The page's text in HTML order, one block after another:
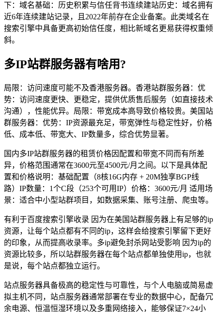
下：域名基础：历史积累与信任背书连续建站历史：域名拥有
近6年连续建站记录，且2022年前存在企业备案。此类域名在
搜索引擎中具备更高初始信任度，相比新域名更易获得权重倾
斜。
多IP站群服务器有啥用?
局限：访问速度可能不及香港服务器。香港站群服务器：优
势：访问速度更快、更稳定，提供优质售后服务（如直接技术
沟通），性能优异。局限：带宽成本高导致价格较贵。美国站
群服务器：优势：IP资源最充足，带宽弹性与稳定性好，价格
低、成本低、带宽大、IP数量多，综合优势显著。
国内多IP站群服务器的租赁价格因配置和带宽不同而有所差
异，价格范围通常在3600元至4500元/月之间。以下是具体配
置和价格说明：基础配置（8核16G内存 + 20M独享BGP线
路）IP数量：1个C段（253个可用IP）价格：3600元/月 适用场
景：适合中小型站群项目，如数据采集、账号注册、爬虫等。
有利于百度搜索引擎收录 因为在美国站群服务器上有足够的ip
资源，让每个站点都有不同的ip，这样会给搜索引擎留下更好
的印象，从而提高收录率。多ip避免封杀网站受影响 因为ip的
资源比较多，所以站群服务器在每个站点都单独使用ip，也就
是说，每个站点都独立运行。
站点服务器具备极高的稳定性与可靠性，与个人电脑或简易虚
拟主机不同，站点服务器通常部署在专业的数据中心，配备冗
余电源、恒温恒湿环境以及多重网络接入，能够保证7×24小